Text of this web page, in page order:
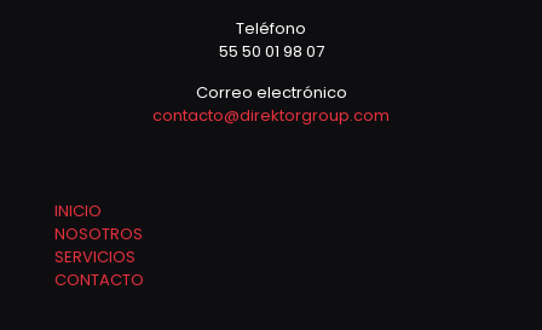
Teléfono
55 50 01 98 07
Correo electrónico
contacto@direktorgroup.com
INICIO
NOSOTROS
SERVICIOS
CONTACTO